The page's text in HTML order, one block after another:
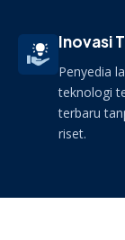
Inovasi
Penyedia
teknologi
terbaru
riset.